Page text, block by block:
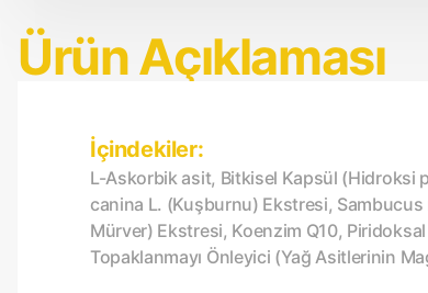
Ürün Açıklaması
İçindekiler:
L-Askorbik asit, Bitkisel Kapsül (Hidroksi
canina L. (Kuşburnu) Ekstresi, Sambucus
Mürver) Ekstresi, Koenzim Q10,
Topaklanmayı Önleyici (Yağ Asitlerinin